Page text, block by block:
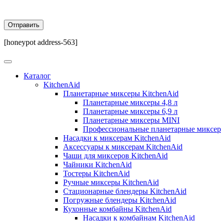
[honeypot address-563]
Каталог
KitchenAid
Планетарные миксеры KitchenAid
Планетарные миксеры 4,8 л
Планетарные миксеры 6,9 л
Планетарные миксеры MINI
Профессиональные планетарные
Насадки к миксерам KitchenAid
Аксессуары к миксерам KitchenAid
Чаши для миксеров KitchenAid
Чайники KitchenAid
Тостеры KitchenAid
Ручные миксеры KitchenAid
Стационарные блендеры KitchenAid
Погружные блендеры KitchenAid
Кухонные комбайны KitchenAid
Насадки к комбайнам KitchenAid